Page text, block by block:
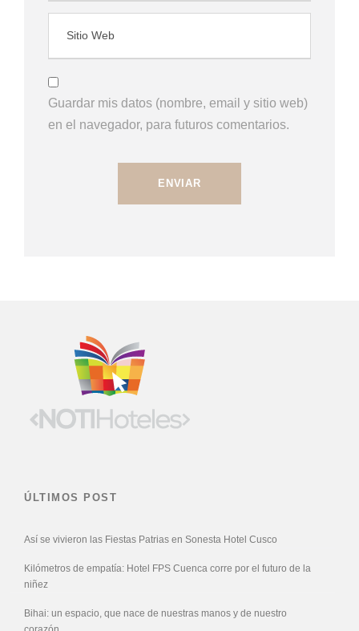
Guardar mis datos (nombre, email y sitio web)
en el navegador, para futuros comentarios.
ÚLTIMOS POST
Así se vivieron las Fiestas Patrias en Sonesta Hotel Cusco
Kilómetros de empatía: Hotel FPS Cuenca corre por el futuro de la
niñez
Bihai: un espacio, que nace de nuestras manos y de nuestro